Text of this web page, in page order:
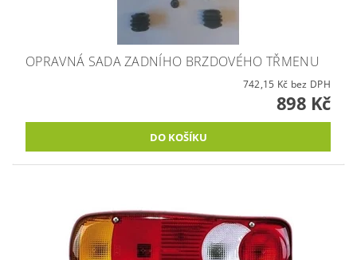
OPRAVNÁ SADA ZADNÍHO BRZDOVÉHO TŘMENU
742,15 Kč bez DPH
898 Kč